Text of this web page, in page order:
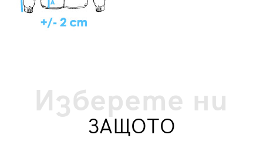
Изберете ни
ЗАЩОТО